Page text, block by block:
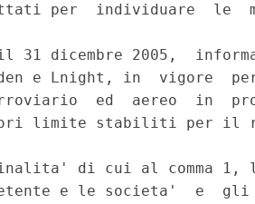
per  individuare  le
31 dicembre 2005,
e Lnight, in  vigore
ed  aereo  in
limite stabiliti per il
di cui al comma 1,
e le societa'  e